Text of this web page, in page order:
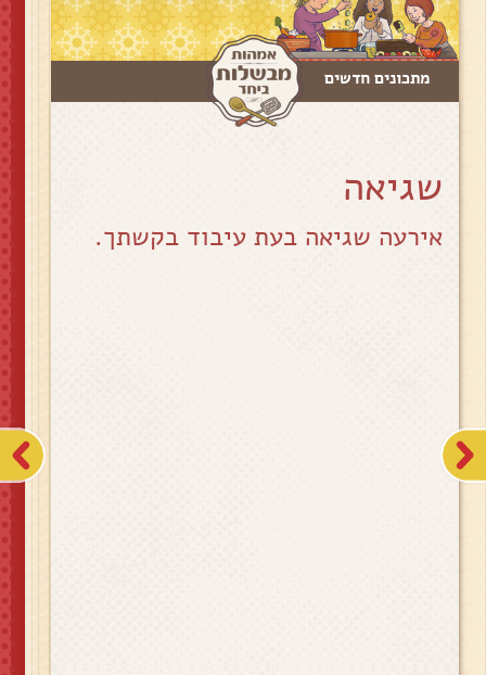
מתכונים חדשים
שגיאה
אירעה שגיאה בעת עיבוד בקשתך.